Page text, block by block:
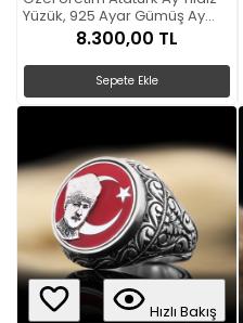
Yüzük, 925 Ayar Gümüş Ay
Yıldız Atatürk Erkek Yüzük
8.300,00 TL
Sepete Ekle
Hızlı Bakış